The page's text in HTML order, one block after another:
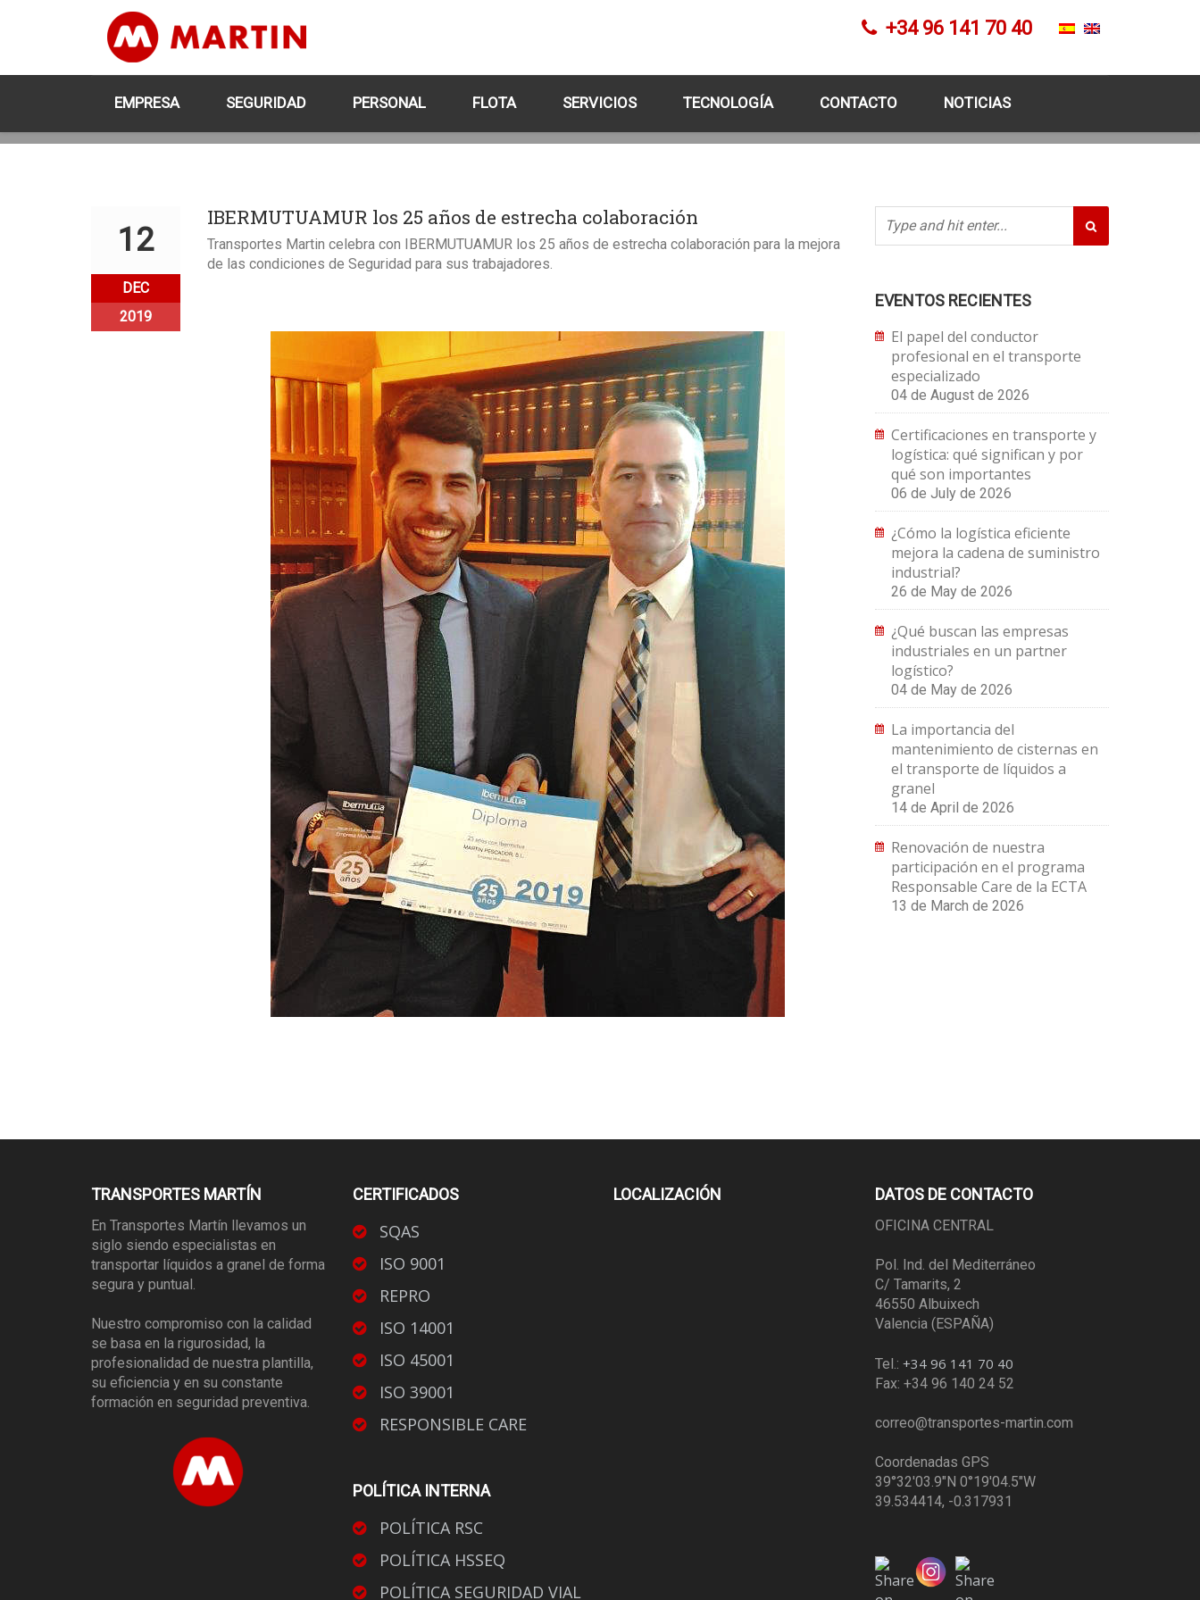
+34 96 141 70 40
EMPRESA SEGURIDAD PERSONAL FLOTA SERVICIOS TECNOLOGÍA CONTACTO NOTICIAS
12
DEC
2019
IBERMUTUAMUR los 25 años de estrecha colaboración
Transportes Martin celebra con IBERMUTUAMUR los 25 años de estrecha colaboración para la mejora
de las condiciones de Seguridad para sus trabajadores.
EVENTOS RECIENTES
El papel del conductor
profesional en el transporte
especializado
04 de August de 2026
Certificaciones en transporte y
logística: qué significan y por
qué son importantes
06 de July de 2026
¿Cómo la logística eficiente
mejora la cadena de suministro
industrial?
26 de May de 2026
¿Qué buscan las empresas
industriales en un partner
logístico?
04 de May de 2026
La importancia del
mantenimiento de cisternas en
el transporte de líquidos a
granel
14 de April de 2026
Renovación de nuestra
participación en el programa
Responsable Care de la ECTA
13 de March de 2026
TRANSPORTES MARTÍN
En Transportes Martín llevamos un
siglo siendo especialistas en
transportar líquidos a granel de forma
segura y puntual.
Nuestro compromiso con la calidad
se basa en la rigurosidad, la
profesionalidad de nuestra plantilla,
su eficiencia y en su constante
formación en seguridad preventiva.
CERTIFICADOS
SQAS
ISO 9001
REPRO
ISO 14001
ISO 45001
ISO 39001
RESPONSIBLE CARE
POLÍTICA INTERNA
POLÍTICA RSC
POLÍTICA HSSEQ
POLÍTICA SEGURIDAD VIAL
LOCALIZACIÓN DATOS DE CONTACTO
OFICINA CENTRAL
Pol. Ind. del Mediterráneo
C/ Tamarits, 2
46550 Albuixech
Valencia (ESPAÑA)
Tel.: +34 96 141 70 40
Fax: +34 96 140 24 52
correo@transportes-martin.com
Coordenadas GPS
39°32'03.9"N 0°19'04.5"W
39.534414, -0.317931